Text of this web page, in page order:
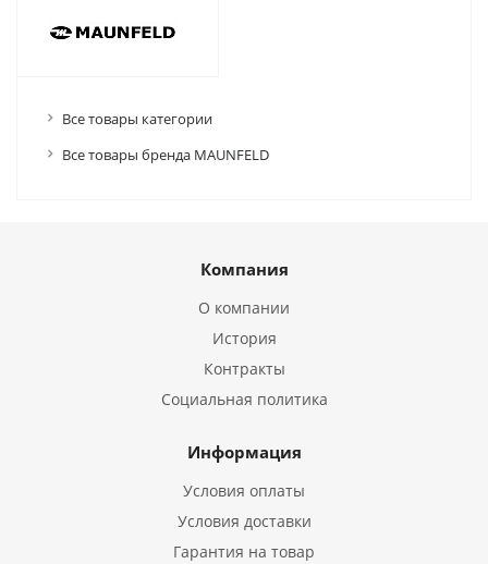
Все товары категории
Все товары бренда MAUNFELD
Компания
О компании
История
Контракты
Социальная политика
Информация
Условия оплаты
Условия доставки
Гарантия на товар